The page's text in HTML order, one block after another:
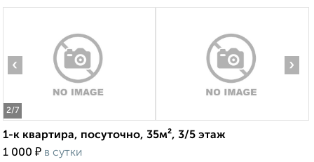
2/7
‹ ›
1-к квартира, посуточно, 35м², 3/5 этаж
1 000 ₽ в сутки